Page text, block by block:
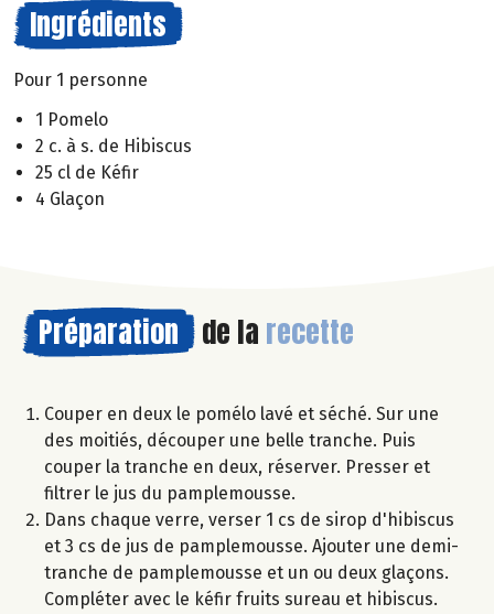
Ingrédients
Pour 1 personne
1 Pomelo
2 c. à s. de Hibiscus
25 cl de Kéfir
4 Glaçon
Préparation de la recette
Couper en deux le pomélo lavé et séché. Sur une
des moitiés, découper une belle tranche. Puis
couper la tranche en deux, réserver. Presser et
filtrer le jus du pamplemousse.
Dans chaque verre, verser 1 cs de sirop d'hibiscus
et 3 cs de jus de pamplemousse. Ajouter une demi-
tranche de pamplemousse et un ou deux glaçons.
Compléter avec le kéfir fruits sureau et hibiscus.